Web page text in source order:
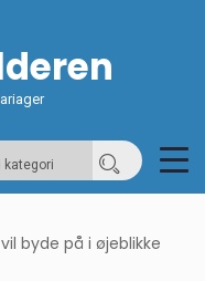
kategori
byde på i øjeblikke